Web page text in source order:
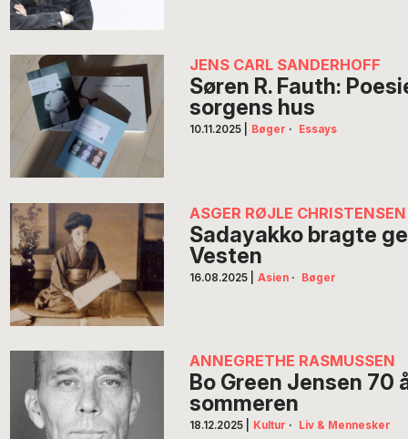
JENS CARL SANDERHOFF
Søren R. Fauth:
sorgens hus
10.11.2025 Bøger · Essays
ASGER RØJLE CHRISTENSEN
Sadayakko bragte
Vesten
16.08.2025 Asien · Bøger
ANNEGRETHE RASMUSSEN
Bo Green Jensen 70
sommeren
18.12.2025 Kultur · Liv & Mennesker